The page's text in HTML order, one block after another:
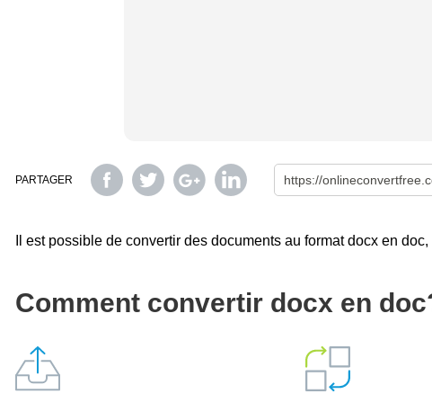
PARTAGER
Il est possible de convertir des documents au format docx en
Comment convertir docx en